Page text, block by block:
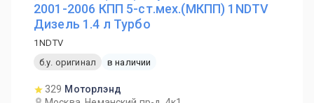
2001-2006 КПП 5-ст.мех.(МКПП) 1NDTV
Дизель 1.4 л Турбо
1NDTV
б.у. оригинал
в наличии
329 Моторлэнд